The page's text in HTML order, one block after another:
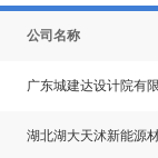
公司名称
广东城建达设计院有
湖北湖大天沭新能源